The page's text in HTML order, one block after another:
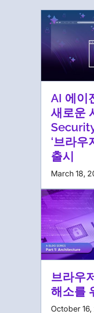
AI 에이
새로운
‘브라우
출시
March 18,
브라우
해소를
October